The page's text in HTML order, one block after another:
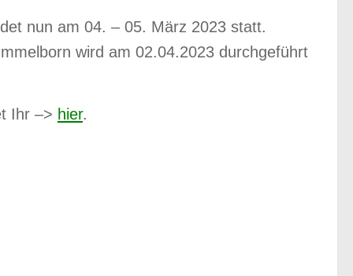
nun am 04. – 05. März 2023 statt.
wird am 02.04.2023 durchgeführt
Ihr –> hier.